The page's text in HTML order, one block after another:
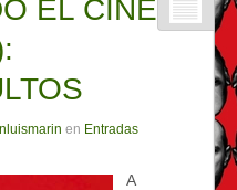
EL CINE
en Entradas
A